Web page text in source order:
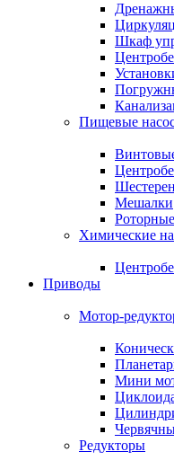
Шкаф
Пищевые
Мешалки
Химические
Приводы
Мотор-
Мини
Редукторы